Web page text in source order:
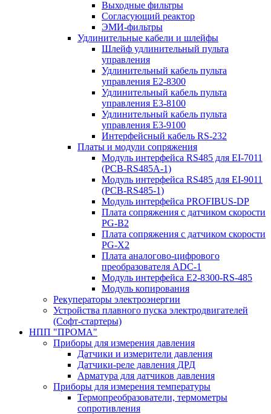
Выходные фильтры
Согласующий реактор
ЭМИ-фильтры
Удлинительные кабели и шлейфы
Шлейф удлинительный пульта
управления
Удлинительный кабель пульта
управления Е2-8300
Удлинительный кабель пульта
управления Е3-8100
Удлинительный кабель пульта
управления Е3-9100
Интерфейсный кабель RS-232
Платы и модули сопряжения
Модуль интерфейса RS485 для EI-7011
(PCB-RS485A-1)
Модуль интерфейса RS485 для EI-9011
(PCB-RS485-1)
Модуль интерфейса PROFIBUS-DP
Плата сопряжения с датчиком скорости
PG-B2
Плата сопряжения с датчиком скорости
PG-X2
Плата аналогово-цифрового
преобразователя ADC-1
Модуль интерфейса Е2-8300-RS-485
Модуль копирования
Рекуператоры электроэнергии
Устройства плавного пуска электродвигателей
(Софт-стартеры)
НПП "ПРОМА"
Приборы для измерения давления
Датчики и измерители давления
Датчики-реле давления ДРД
Арматура для датчиков давления
Приборы для измерения температуры
Термопреобразователи, термометры
сопротивления